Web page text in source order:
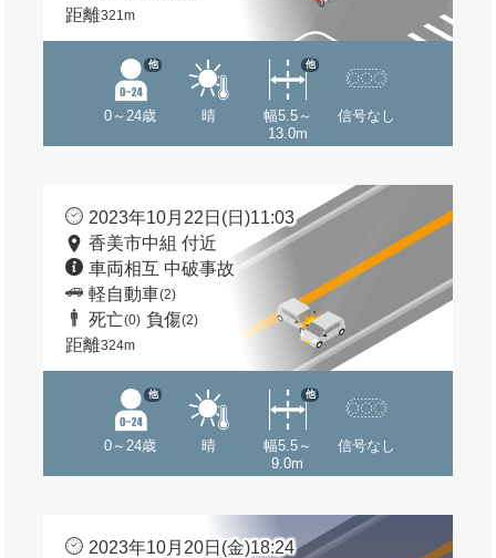
距離321m
0～24歳
他
晴
幅5.5～
13.0m
他
信号なし
2023年10月22日(日)11:03
香美市中組 付近
車両相互 中破事故
軽自動車(2)
死亡(0) 負傷(2)
距離324m
0～24歳
他
晴
幅5.5～
9.0m
他
信号なし
2023年10月20日(金)18:24